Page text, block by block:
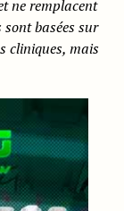
ne remplacent
basées sur
cliniques, mais